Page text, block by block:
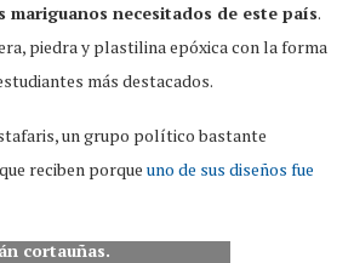
necesitados de este país.
piedra y plastilina epóxica con la forma
más destacados.
un grupo político bastante
reciben porque uno de sus diseños fue
cortauñas.